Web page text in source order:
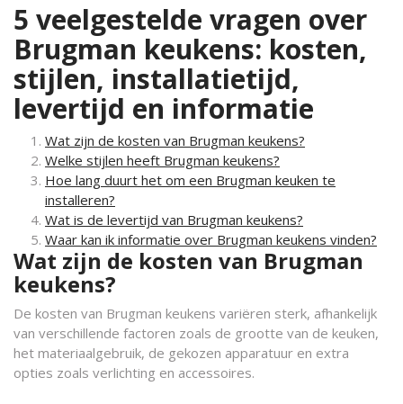
5 veelgestelde vragen over
Brugman keukens: kosten,
stijlen, installatietijd,
levertijd en informatie
Wat zijn de kosten van Brugman keukens?
Welke stijlen heeft Brugman keukens?
Hoe lang duurt het om een Brugman keuken te
installeren?
Wat is de levertijd van Brugman keukens?
Waar kan ik informatie over Brugman keukens vinden?
Wat zijn de kosten van Brugman
keukens?
De kosten van Brugman keukens variëren sterk, afhankelijk
van verschillende factoren zoals de grootte van de keuken,
het materiaalgebruik, de gekozen apparatuur en extra
opties zoals verlichting en accessoires.